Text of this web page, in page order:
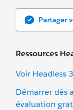
Partager
Ressources
Voir Headless
Démarrer dès
évaluation